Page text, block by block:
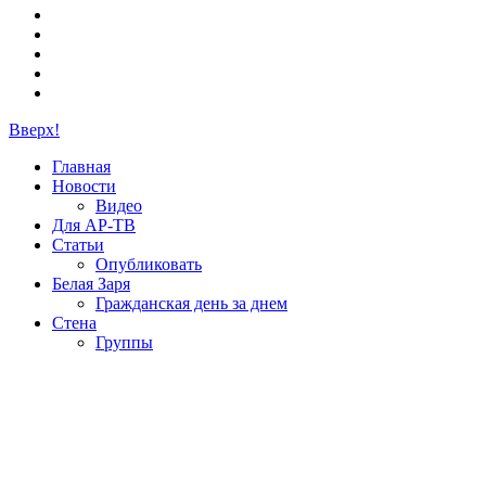
Вверх!
Главная
Новости
Видео
Для АР-ТВ
Статьи
Опубликовать
Белая Заря
Гражданская день за днем
Стена
Группы